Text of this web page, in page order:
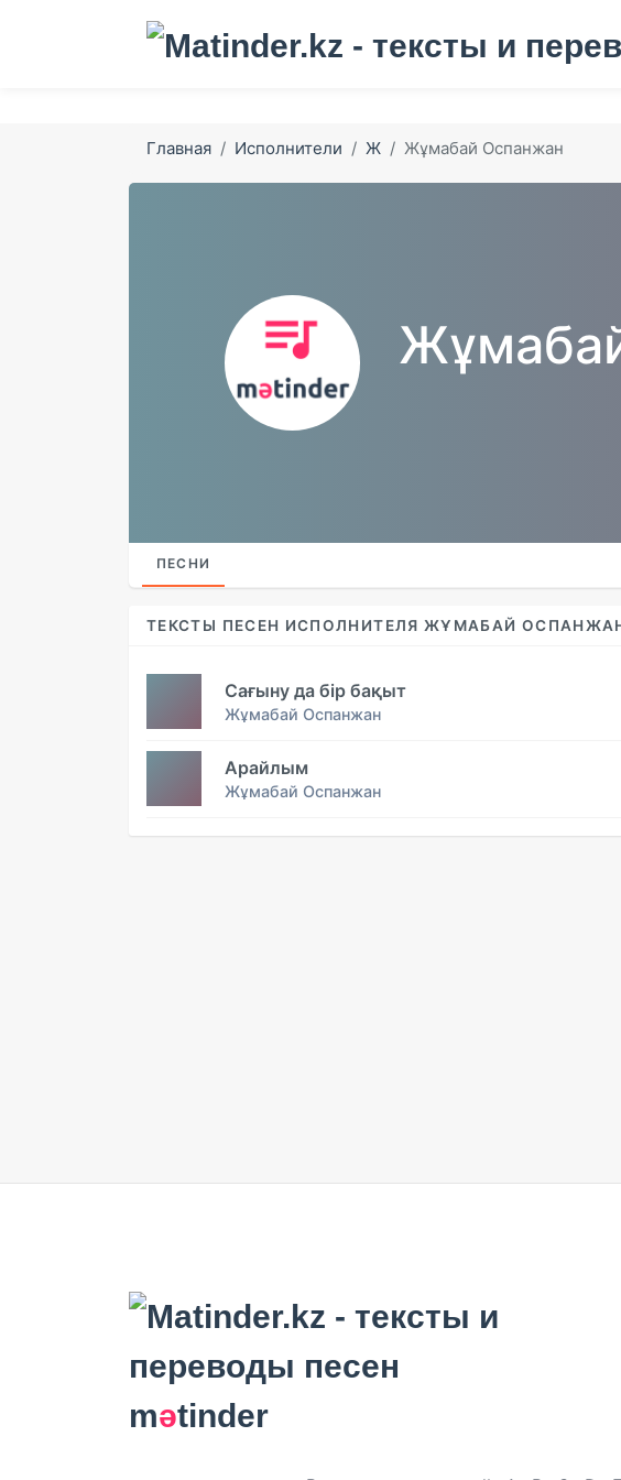
Главная Исполнители Ж Жұмабай Оспанжан
ПЕСНИ
ТЕКСТЫ ПЕСЕН ИСПОЛНИТЕЛЯ ЖҰМАБАЙ
Сағыну да бір бақыт
Жұмабай Оспанжан
Арайлым
Жұмабай Оспанжан
mәtinder